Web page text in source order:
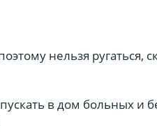
нельзя ругаться,
в дом больных и